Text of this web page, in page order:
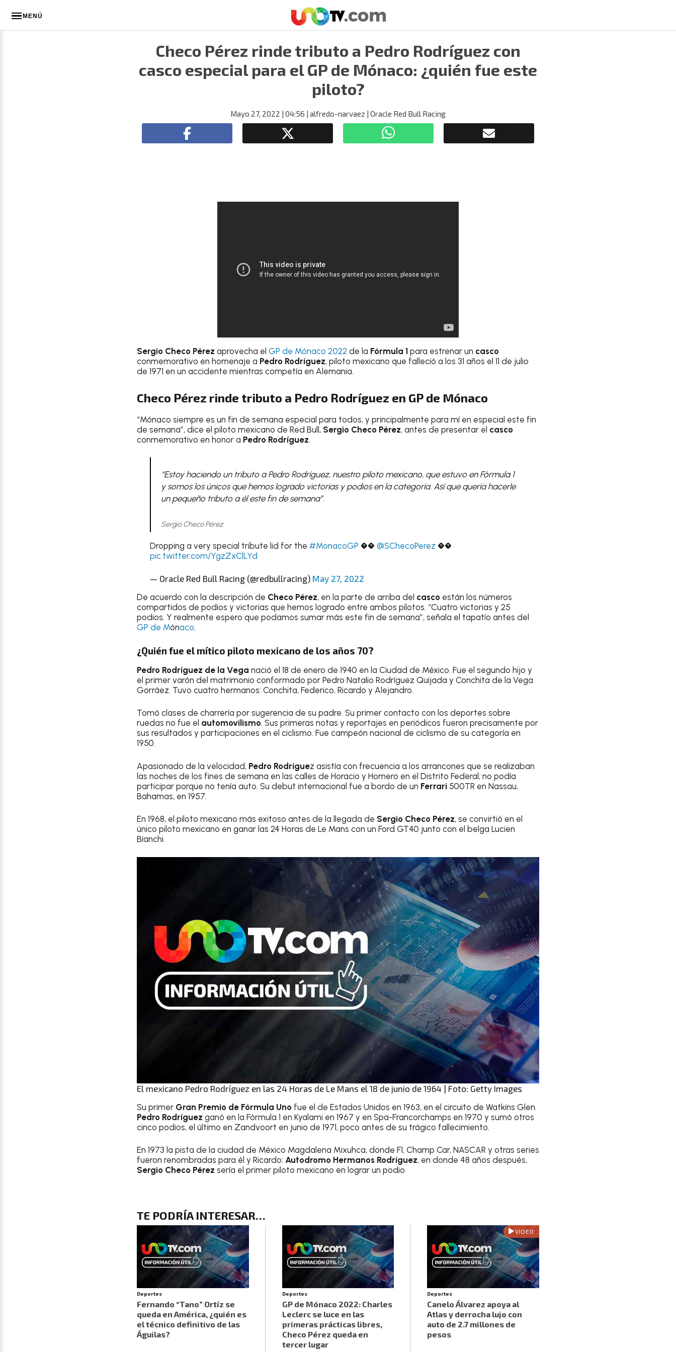
MENÚ
Checo Pérez rinde tributo a Pedro Rodríguez con
casco especial para el GP de Mónaco: ¿quién fue este
piloto?
Mayo 27, 2022 | 04:56 | alfredo-narvaez | Oracle Red Bull Racing
Sergio Checo Pérez aprovecha el GP de Mónaco 2022 de la Fórmula 1 para estrenar un casco
conmemorativo en homenaje a Pedro Rodríguez, piloto mexicano que falleció a los 31 años el 11 de julio
de 1971 en un accidente mientras competía en Alemania.
Checo Pérez rinde tributo a Pedro Rodríguez en GP de Mónaco
“Mónaco siempre es un fin de semana especial para todos, y principalmente para mí en especial este fin
de semana”, dice el piloto mexicano de Red Bull, Sergio Checo Pérez, antes de presentar el casco
conmemorativo en honor a Pedro Rodríguez.
“Estoy haciendo un tributo a Pedro Rodríguez, nuestro piloto mexicano, que estuvo en Fórmula 1
y somos los únicos que hemos logrado victorias y podios en la categoría. Así que quería hacerle
un pequeño tributo a él este fin de semana”.
Sergio Checo Pérez
Dropping a very special tribute lid for the #MonacoGP �� @SChecoPerez ��
pic.twitter.com/YgzZxClLYd
— Oracle Red Bull Racing (@redbullracing) May 27, 2022
De acuerdo con la descripción de Checo Pérez, en la parte de arriba del casco están los números
compartidos de podios y victorias que hemos logrado entre ambos pilotos. “Cuatro victorias y 25
podios. Y realmente espero que podamos sumar más este fin de semana”, señala el tapatío antes del
GP de Mónaco.
¿Quién fue el mítico piloto mexicano de los años 70?
Pedro Rodríguez de la Vega nació el 18 de enero de 1940 en la Ciudad de México. Fue el segundo hijo y
el primer varón del matrimonio conformado por Pedro Natalio Rodríguez Quijada y Conchita de la Vega
Gorráez. Tuvo cuatro hermanos: Conchita, Federico, Ricardo y Alejandro.
Tomó clases de charrería por sugerencia de su padre. Su primer contacto con los deportes sobre
ruedas no fue el automovilismo. Sus primeras notas y reportajes en periódicos fueron precisamente por
sus resultados y participaciones en el ciclismo. Fue campeón nacional de ciclismo de su categoría en
1950.
Apasionado de la velocidad, Pedro Rodríguez asistía con frecuencia a los arrancones que se realizaban
las noches de los fines de semana en las calles de Horacio y Homero en el Distrito Federal; no podía
participar porque no tenía auto. Su debut internacional fue a bordo de un Ferrari 500TR en Nassau,
Bahamas, en 1957.
En 1968, el piloto mexicano más exitoso antes de la llegada de Sergio Checo Pérez, se convirtió en el
único piloto mexicano en ganar las 24 Horas de Le Mans con un Ford GT40 junto con el belga Lucien
Bianchi.
El mexicano Pedro Rodríguez en las 24 Horas de Le Mans el 18 de junio de 1964 | Foto: Getty Images
Su primer Gran Premio de Fórmula Uno fue el de Estados Unidos en 1963, en el circuito de Watkins Glen.
Pedro Rodríguez ganó en la Fórmula 1 en Kyalami en 1967 y en Spa-Francorchamps en 1970 y sumó otros
cinco podios, el último en Zandvoort en junio de 1971, poco antes de su trágico fallecimiento.
En 1973 la pista de la ciudad de México Magdalena Mixuhca, donde F1, Champ Car, NASCAR y otras series
fueron renombradas para él y Ricardo: Autodromo Hermanos Rodríguez, en donde 48 años después,
Sergio Checo Pérez sería el primer piloto mexicano en lograr un podio.
TE PODRÍA INTERESAR…
Deportes
Fernando “Tano” Ortíz se
queda en América, ¿quién es
el técnico definitivo de las
Águilas?
Deportes
GP de Mónaco 2022: Charles
Leclerc se luce en las
primeras prácticas libres,
Checo Pérez queda en
tercer lugar
VIDEO
Deportes
Canelo Álvarez apoya al
Atlas y derrocha lujo con
auto de 2.7 millones de
pesos